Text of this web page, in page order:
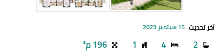
آخر تحديث 15 سبتمبر 2023
2
4
1 196 م²